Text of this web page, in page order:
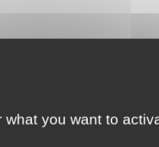
you want to